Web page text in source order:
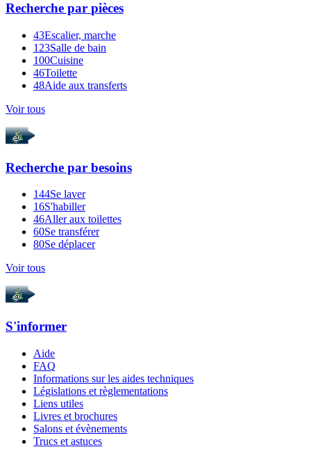
Recherche par pièces
43Escalier, marche
123Salle de bain
100Cuisine
46Toilette
48Aide aux transferts
Voir tous
Recherche par besoins
144Se laver
16S'habiller
46Aller aux toilettes
60Se transférer
80Se déplacer
Voir tous
S'informer
Aide
FAQ
Informations sur les aides techniques
Législations et règlementations
Liens utiles
Livres et brochures
Salons et évènements
Trucs et astuces